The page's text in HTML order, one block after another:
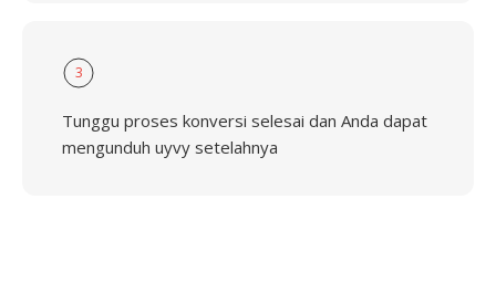
3
Tunggu proses konversi selesai dan Anda dapat
mengunduh uyvy setelahnya